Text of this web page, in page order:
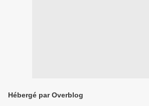
Hébergé par Overblog